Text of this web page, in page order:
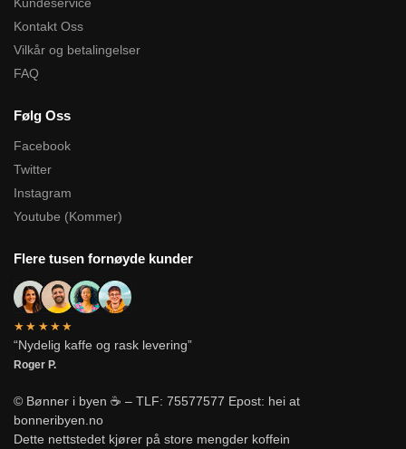
Kontakt Oss
Vilkår og betalingelser
FAQ
Følg Oss
Facebook
Twitter
Instagram
Youtube (Kommer)
Flere tusen fornøyde kunder
★★★★★
“Nydelig kaffe og rask levering”
Roger P.
© Bønner i byen ☕ – TLF: 75577577 Epost: hei at
bonneribyen.no
Dette nettstedet kjører på store mengder koffein